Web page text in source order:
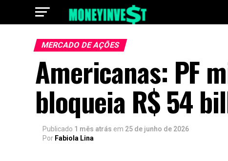
MERCADO DE AÇÕES
Americanas: PF
bloqueia R$ 54
Publicado 1 mês atrás em 25 de junho de 2026
Por Fabiola Lina